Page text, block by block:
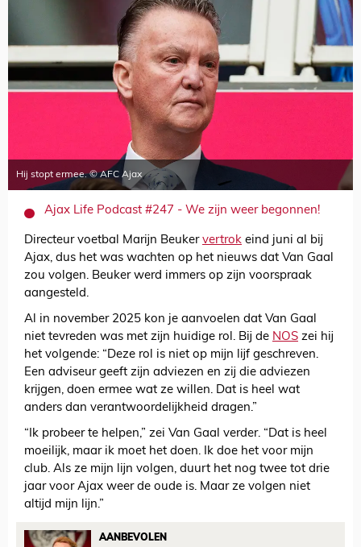
Hij stopt ermee. © AFC Ajax
Ajax Life Podcast #247 - We zijn weer begonnen!
Directeur voetbal Marijn Beuker vertrok eind juni al bij
Ajax, dus het was wachten op het nieuws dat Van Gaal
zou volgen. Beuker werd immers op zijn voorspraak
aangesteld.
Al in november 2025 kon je aanvoelen dat Van Gaal
niet tevreden was met zijn huidige rol. Bij de NOS zei hij
het volgende: “Deze rol is niet op mijn lijf geschreven.
Een adviseur geeft zijn adviezen en zij die adviezen
krijgen, doen ermee wat ze willen. Dat is heel wat
anders dan verantwoordelijkheid dragen.”
“Ik probeer te helpen,” zei Van Gaal verder. “Dat is heel
moeilijk, maar ik moet het doen. Ik doe het voor mijn
club. Als ze mijn lijn volgen, duurt het nog twee tot drie
jaar voor Ajax weer de oude is. Maar ze volgen niet
altijd mijn lijn.”
AANBEVOLEN